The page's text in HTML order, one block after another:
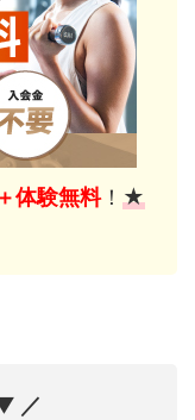
体験無料！ ★
／